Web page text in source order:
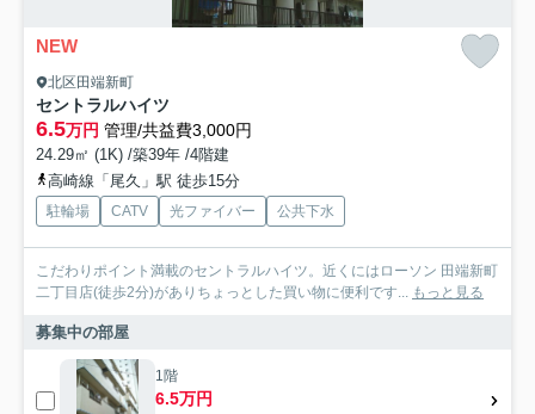
NEW
北区田端新町
セントラルハイツ
6.5万円 管理/共益費3,000円
24.29㎡ (1K) /築39年 /4階建
高崎線「尾久」駅 徒歩15分
駐輪場 CATV 光ファイバー 公共下水
こだわりポイント満載のセントラルハイツ。近くにはローソン 田端新町
二丁目店(徒歩2分)がありちょっとした買い物に便利です... もっと見る
募集中の部屋
1階
6.5万円